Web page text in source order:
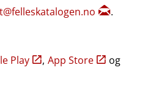
.
Play , App Store
og